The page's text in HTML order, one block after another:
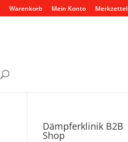
Warenkorb Mein Konto Merkzettel
Dämpferklinik B2B
Shop